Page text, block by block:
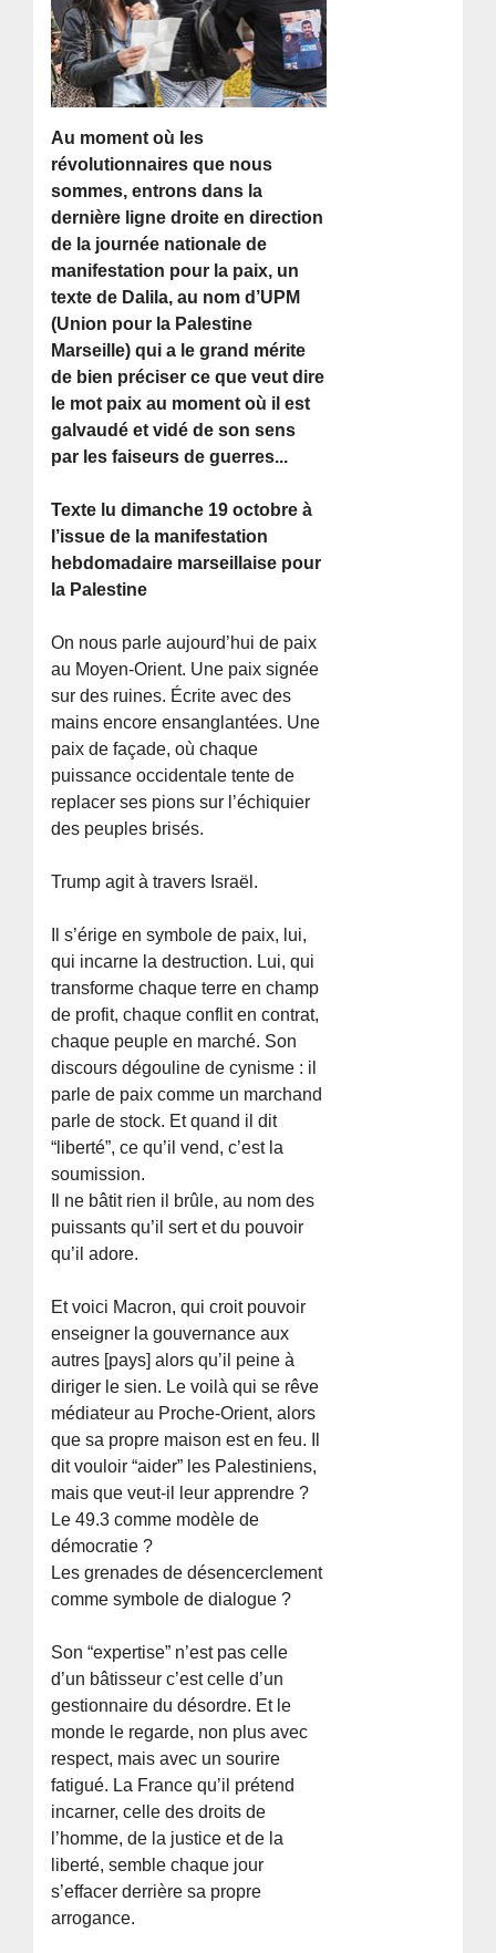
Au moment où les
révolutionnaires que nous
sommes, entrons dans la
dernière ligne droite en direction
de la journée nationale de
manifestation pour la paix, un
texte de Dalila, au nom d’UPM
(Union pour la Palestine
Marseille) qui a le grand mérite
de bien préciser ce que veut dire
le mot paix au moment où il est
galvaudé et vidé de son sens
par les faiseurs de guerres...
Texte lu dimanche 19 octobre à
l’issue de la manifestation
hebdomadaire marseillaise pour
la Palestine
On nous parle aujourd’hui de paix
au Moyen-Orient. Une paix signée
sur des ruines. Écrite avec des
mains encore ensanglantées. Une
paix de façade, où chaque
puissance occidentale tente de
replacer ses pions sur l’échiquier
des peuples brisés.
Trump agit à travers Israël.
Il s’érige en symbole de paix, lui,
qui incarne la destruction. Lui, qui
transforme chaque terre en champ
de profit, chaque conflit en contrat,
chaque peuple en marché. Son
discours dégouline de cynisme : il
parle de paix comme un marchand
parle de stock. Et quand il dit
“liberté”, ce qu’il vend, c’est la
soumission.
Il ne bâtit rien il brûle, au nom des
puissants qu’il sert et du pouvoir
qu’il adore.
Et voici Macron, qui croit pouvoir
enseigner la gouvernance aux
autres [pays] alors qu’il peine à
diriger le sien. Le voilà qui se rêve
médiateur au Proche-Orient, alors
que sa propre maison est en feu. Il
dit vouloir “aider” les Palestiniens,
mais que veut-il leur apprendre ?
Le 49.3 comme modèle de
démocratie ?
Les grenades de désencerclement
comme symbole de dialogue ?
Son “expertise” n’est pas celle
d’un bâtisseur c’est celle d’un
gestionnaire du désordre. Et le
monde le regarde, non plus avec
respect, mais avec un sourire
fatigué. La France qu’il prétend
incarner, celle des droits de
l’homme, de la justice et de la
liberté, semble chaque jour
s’effacer derrière sa propre
arrogance.